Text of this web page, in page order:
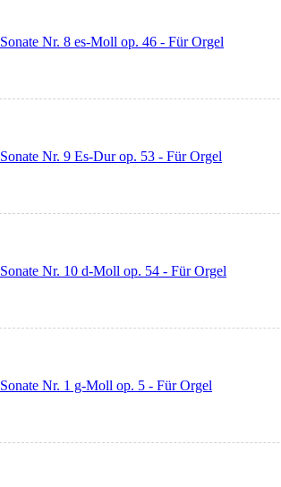
Sonate Nr. 8 es-Moll op. 46 - Für Orgel
Sonate Nr. 9 Es-Dur op. 53 - Für Orgel
Sonate Nr. 10 d-Moll op. 54 - Für Orgel
Sonate Nr. 1 g-Moll op. 5 - Für Orgel